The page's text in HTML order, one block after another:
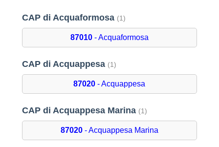
CAP di Acquaformosa (1)
87010- Acquaformosa
CAP di Acquappesa (1)
87020 - Acquappesa
CAP di Acquappesa Marina (1)
87020- Acquappesa Marina